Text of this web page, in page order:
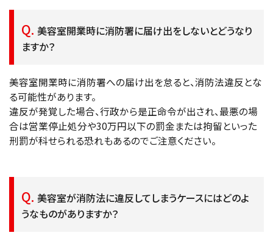
美容室開業時に消防署に届け出をしないとどうなり
ますか？
美容室開業時に消防署への届け出を怠ると、消防法違反とな
る可能性があります。
違反が発覚した場合、行政から是正命令が出され、最悪の場
合は営業停止処分や30万円以下の罰金または拘留といった
刑罰が科せられる恐れもあるのでご注意ください。
美容室が消防法に違反してしまうケースにはどのよ
うなものがありますか？